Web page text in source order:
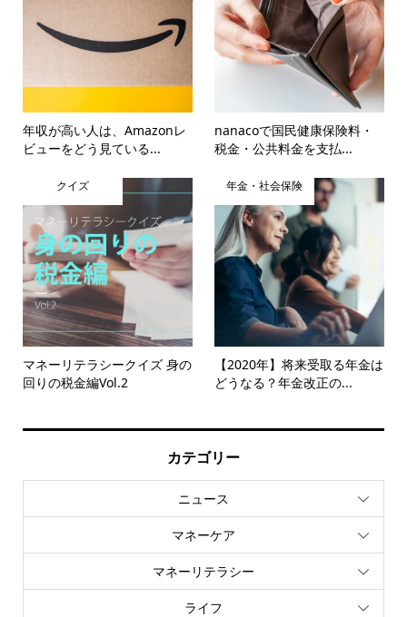
年収が高い人は、Amazonレ
ビューをどう見ている...
nanacoで国民健康保険料・
税金・公共料金を支払...
クイズ
マネーリテラシークイズ 身の
回りの税金編Vol.2
年金・社会保険
【2020年】将来受取る年金は
どうなる？年金改正の...
カテゴリー
ニュース
マネーケア
マネーリテラシー
ライフ